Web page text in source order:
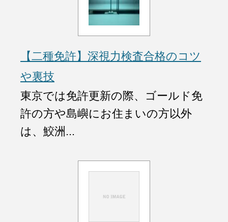
【二種免許】深視力検査合格のコツ
や裏技
東京では免許更新の際、ゴールド免
許の方や島嶼にお住まいの方以外
は、鮫洲...